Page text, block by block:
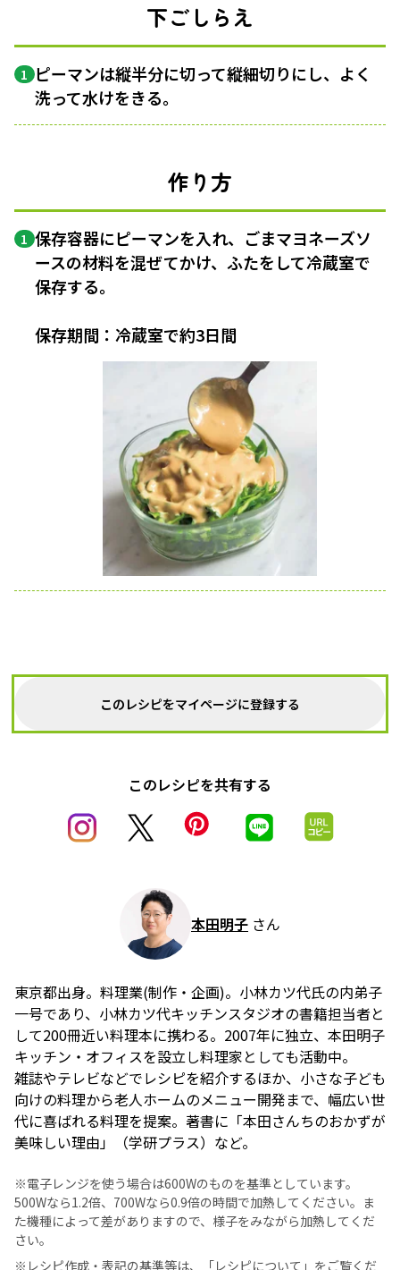
下ごしらえ
1 ピーマンは縦半分に切って縦細切りにし、よく
洗って水けをきる。
作り方
1 保存容器にピーマンを入れ、ごまマヨネーズソ
ースの材料を混ぜてかけ、ふたをして冷蔵室で
保存する。
保存期間：冷蔵室で約3日間
このレシピをマイページに登録する
このレシピを共有する
本田明子 さん
東京都出身。料理業(制作・企画)。小林カツ代氏の内弟子
一号であり、小林カツ代キッチンスタジオの書籍担当者と
して200冊近い料理本に携わる。2007年に独立、本田明子
キッチン・オフィスを設立し料理家としても活動中。
雑誌やテレビなどでレシピを紹介するほか、小さな子ども
向けの料理から老人ホームのメニュー開発まで、幅広い世
代に喜ばれる料理を提案。著書に「本田さんちのおかずが
美味しい理由」（学研プラス）など。
※電子レンジを使う場合は600Wのものを基準としています。
500Wなら1.2倍、700Wなら0.9倍の時間で加熱してください。ま
た機種によって差がありますので、様子をみながら加熱してくだ
さい。
※レシピ作成・表記の基準等は、
「レシピについて」 をご覧くだ